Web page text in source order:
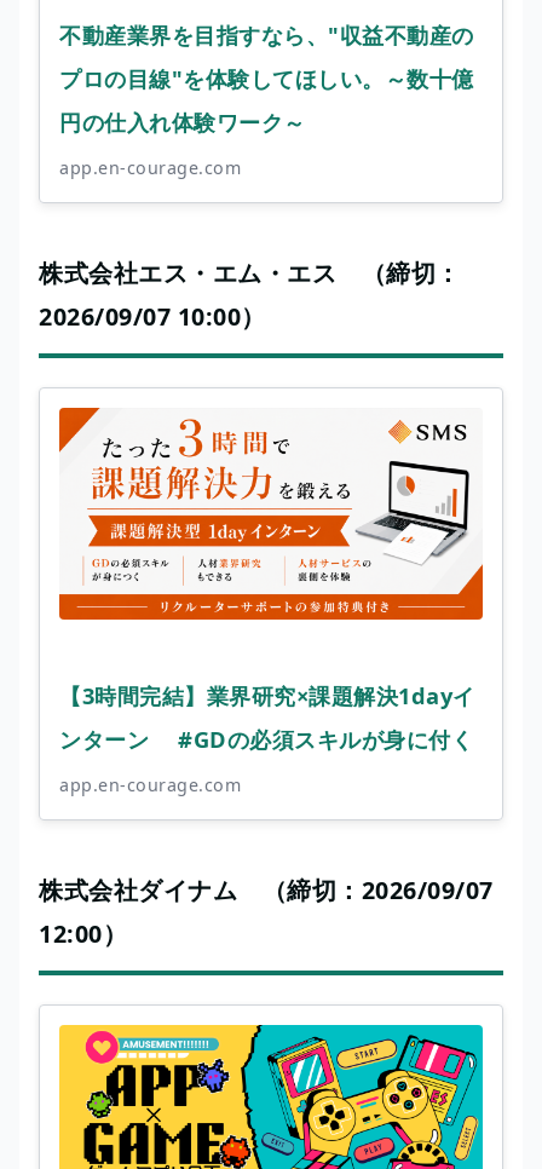
不動産業界を目指すなら、"収益不動産の
プロの目線"を体験してほしい。～数十億
円の仕入れ体験ワーク～
app.en-courage.com
株式会社エス・エム・エス （締切：
2026/09/07 10:00）
【3時間完結】業界研究×課題解決1dayイ
ンターン #GDの必須スキルが身に付く
app.en-courage.com
株式会社ダイナム （締切：2026/09/07
12:00）